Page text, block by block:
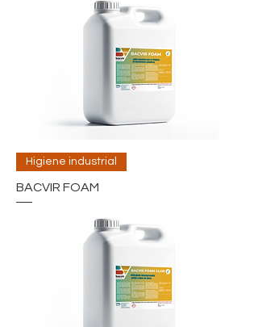
Higiene industrial
BACVIR FOAM